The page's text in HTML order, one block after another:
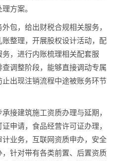
方案。
包，给出财税合规相关服务，
整理，开展股权设计活动，配
，进行内账梳理相关配套服
调整阶段，能够直接调动专属
出现注销流程中途被账务环节
接建筑施工资质办理与延期，
申请，食品经营许可证办理，
业务，互联网资质申办，安全
针对带有各类前置、后置资质